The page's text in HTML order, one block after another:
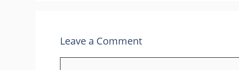
Leave a Comment